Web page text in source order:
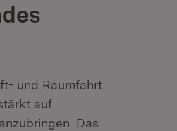
und Raumfahrt.
auf
Das